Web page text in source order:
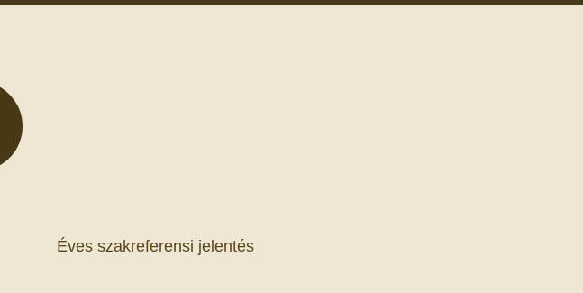
Éves szakreferensi jelentés